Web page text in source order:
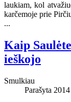
laukiam, kol
karčemoje prie
...
Kaip
ieškojo
Smulkiau
Parašyta